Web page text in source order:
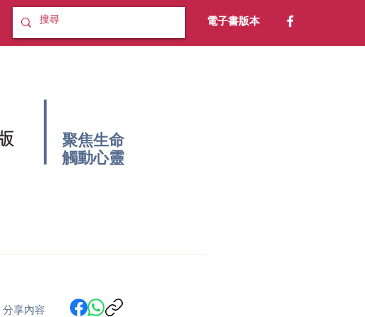
電子書版本
聚焦生命
​觸動心靈
分享內容